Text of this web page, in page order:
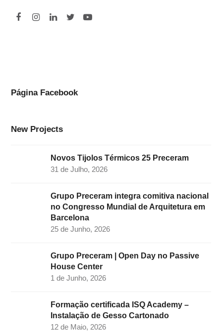
o
I
g
m
L
d
e
Página Facebook
New Projects
Novos Tijolos Térmicos 25 Preceram
31 de Julho, 2026
Grupo Preceram integra comitiva nacional
no Congresso Mundial de Arquitetura em
Barcelona
25 de Junho, 2026
Grupo Preceram | Open Day no Passive
House Center
1 de Junho, 2026
Formação certificada ISQ Academy –
Instalação de Gesso Cartonado
12 de Maio, 2026